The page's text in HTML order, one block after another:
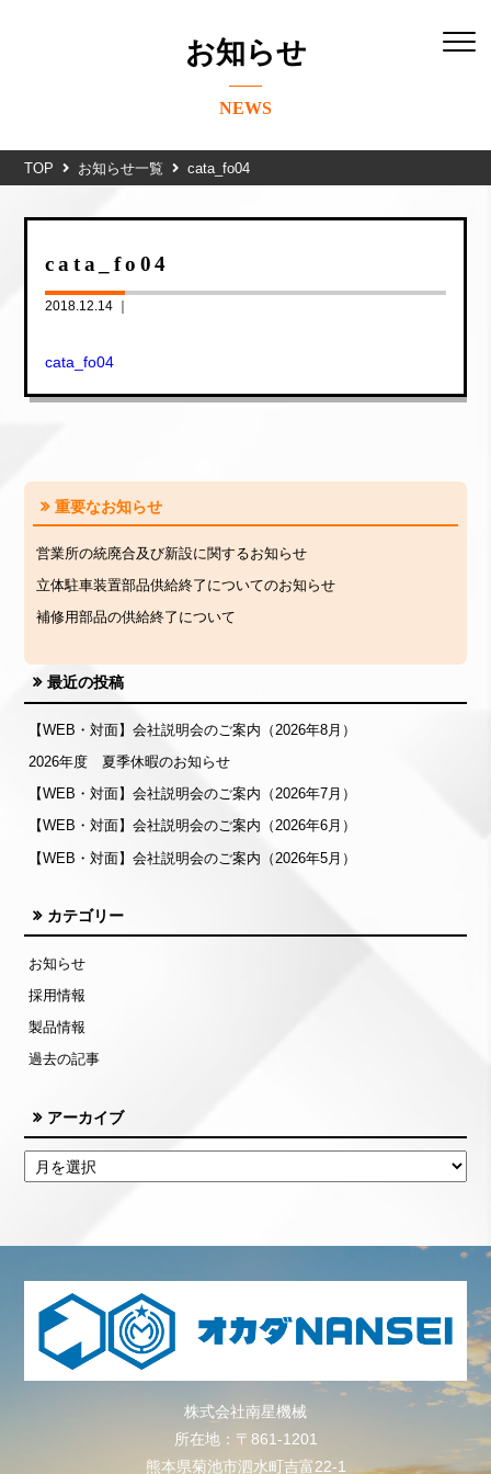
お知らせ
NEWS
TOP お知らせ一覧 cata_fo04
cata_fo04
2018.12.14 ｜
cata_fo04
重要なお知らせ
営業所の統廃合及び新設に関するお知らせ
立体駐車装置部品供給終了についてのお知らせ
補修用部品の供給終了について
最近の投稿
【WEB・対面】会社説明会のご案内（2026年8月）
2026年度 夏季休暇のお知らせ
【WEB・対面】会社説明会のご案内（2026年7月）
【WEB・対面】会社説明会のご案内（2026年6月）
【WEB・対面】会社説明会のご案内（2026年5月）
カテゴリー
お知らせ
採用情報
製品情報
過去の記事
アーカイブ
株式会社南星機械
所在地：〒861-1201
熊本県菊池市泗水町吉富22-1